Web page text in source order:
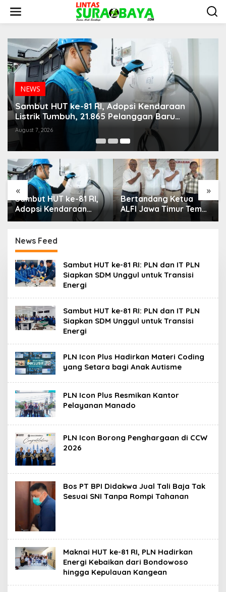
i
NEWS
Sambut HUT ke-81 RI, Adopsi Kendaraan
Listrik Tumbuh, 21.865 Pelanggan Baru
Gunakan Home Charging Services PLN
August 7, 2026
« »
Sambut HUT ke-81 RI,
Adopsi Kendaraan
Listrik Tumbuh, 21.865
Gunakan Home
Charging Services PLN
Bertandang Ketua
ALFI Jawa Timur Temui
Dirut TPS Surabaya
News Feed
L
i
n
t
a
s
S
u
r
b
a
y
a
Sambut HUT ke-81 RI: PLN dan IT PLN
Siapkan SDM Unggul untuk Transisi
Energi
Sambut HUT ke-81 RI: PLN dan IT PLN
Siapkan SDM Unggul untuk Transisi
Energi
PLN Icon Plus Hadirkan Materi Coding
yang Setara bagi Anak Autisme
PLN Icon Plus Resmikan Kantor
Pelayanan Manado
PLN Icon Borong Penghargaan di CCW
2026
Bos PT BPI Didakwa Jual Tali Baja Tak
Sesuai SNI Tanpa Rompi Tahanan
Maknai HUT ke-81 RI, PLN Hadirkan
Energi Kebaikan dari Bondowoso
hingga Kepulauan Kangean